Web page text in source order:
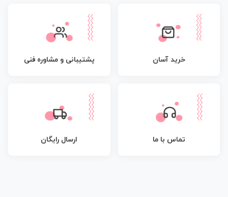
خرید آسان پشتیبانی و مشاوره فنی
تماس با ما ارسال رایگان